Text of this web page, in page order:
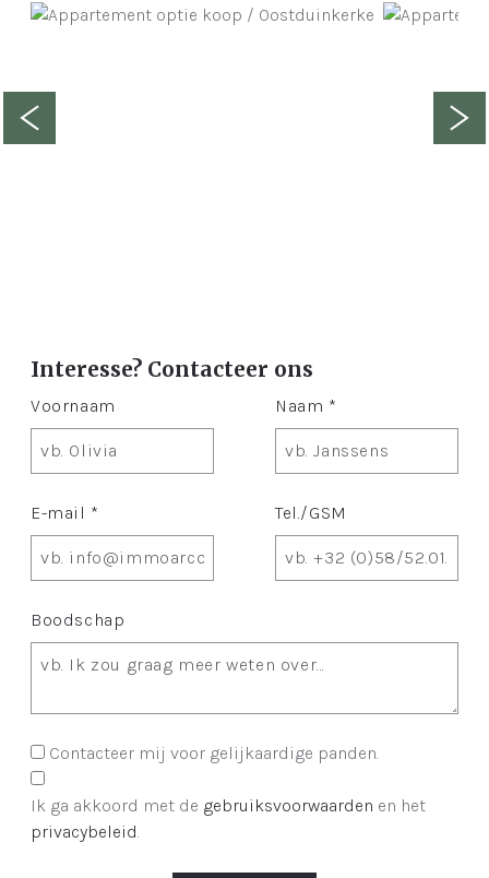
Interesse? Contacteer ons
Voornaam Naam *
E-mail * Tel./GSM
Boodschap
Contacteer mij voor gelijkaardige panden.
Ik ga akkoord met de gebruiksvoorwaarden en het
privacybeleid